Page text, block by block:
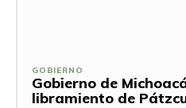
GOBIERNO
Gobierno de
libramiento de